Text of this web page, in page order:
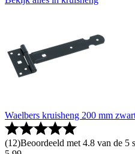
Waelbers kruisheng 200 mm
(12)Beoordeeld met 4.8 van de 5